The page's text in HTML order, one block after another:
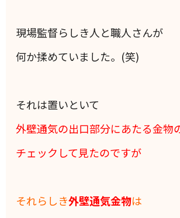
現場監督らしき人と職人さんが
何か揉めていました。(笑)
それは置いといて
外壁通気の出口部分にあたる金物
チェックして見たのですが
それらしき外壁通気金物は